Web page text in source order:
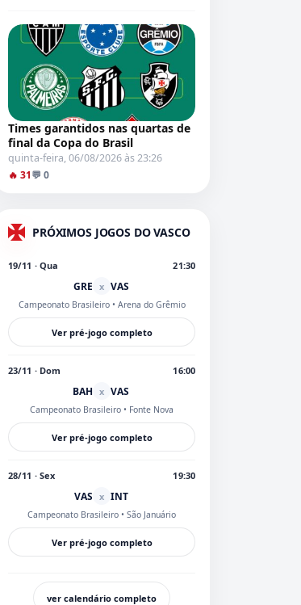
Times garantidos nas quartas de
final da Copa do Brasil
quinta-feira, 06/08/2026 às 23:26
🔥 31💬 0
PRÓXIMOS JOGOS DO VASCO
19/11 · Qua 21:30
GRE x VAS
Campeonato Brasileiro • Arena do Grêmio
Ver pré-jogo completo
23/11 · Dom 16:00
BAH x VAS
Campeonato Brasileiro • Fonte Nova
Ver pré-jogo completo
28/11 · Sex 19:30
VAS x INT
Campeonato Brasileiro • São Januário
Ver pré-jogo completo
ver calendário completo